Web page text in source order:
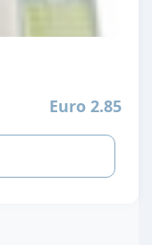
Euro 2.85